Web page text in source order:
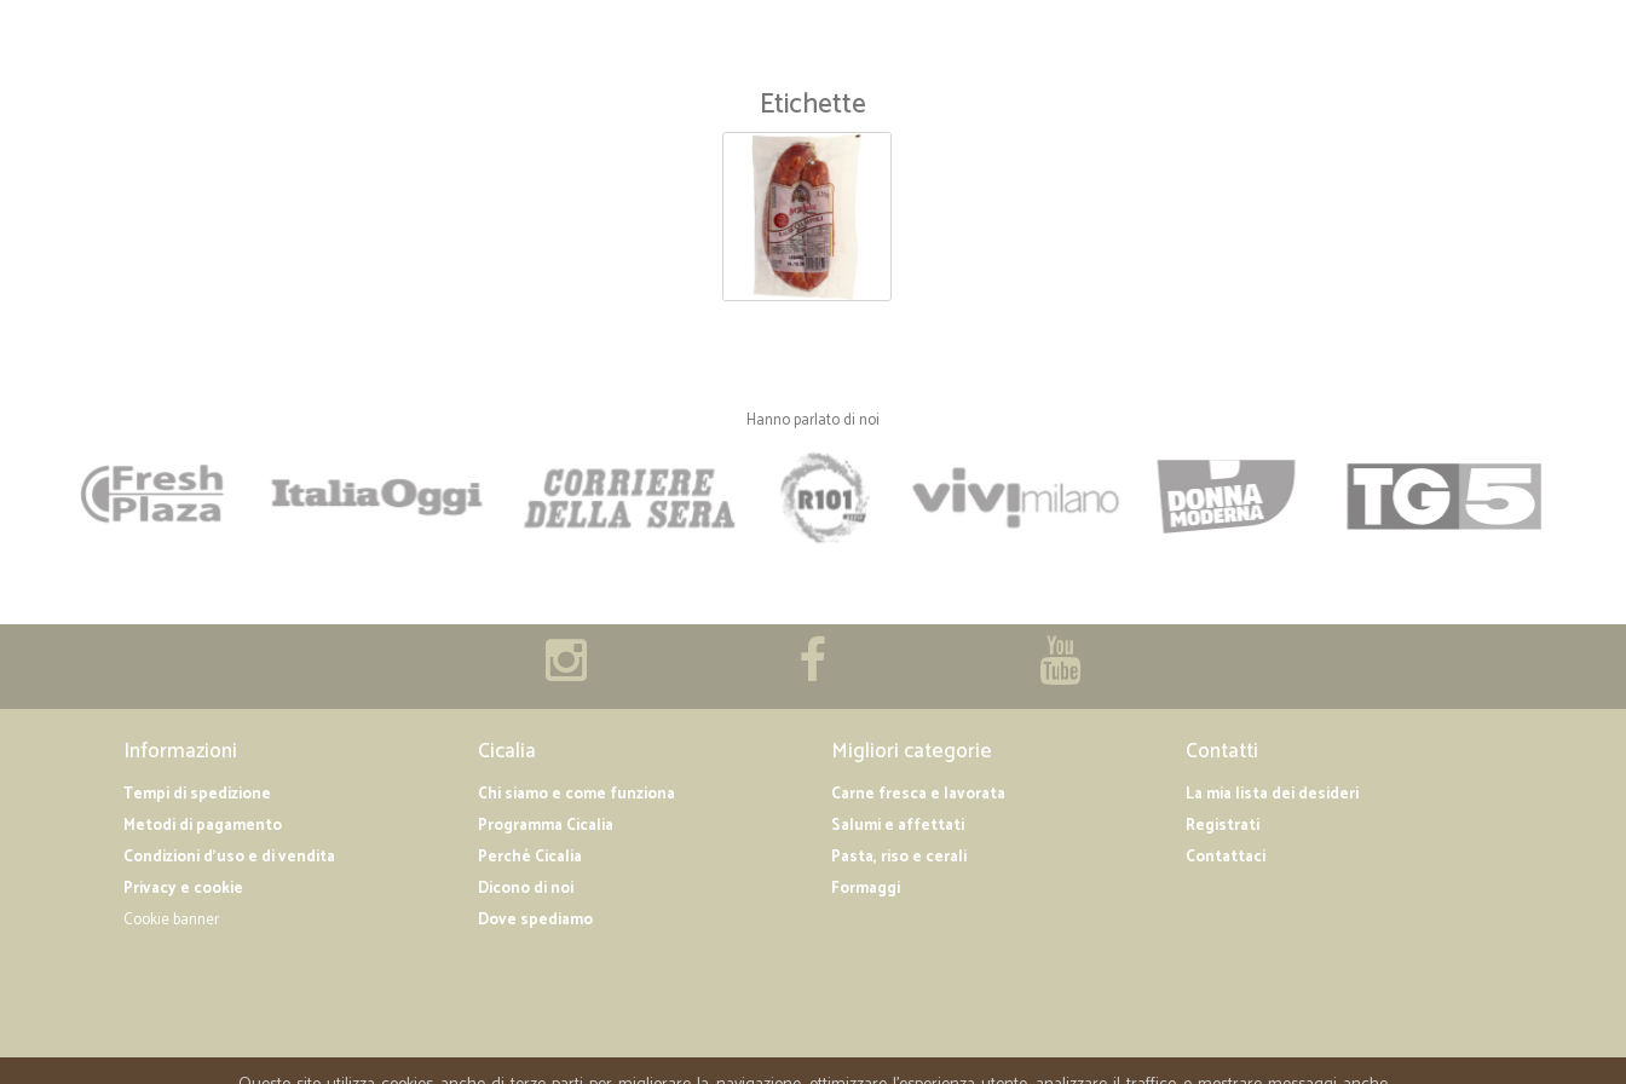
Etichette
Hanno parlato di noi
Informazioni
Tempi di spedizione
Metodi di pagamento
Condizioni d'uso e di vendita
Privacy e cookie
Cookie banner
Cicalia
Chi siamo e come funziona
Programma Cicalia
Perché Cicalia
Dicono di noi
Dove spediamo
Migliori categorie
Carne fresca e lavorata
Salumi e affettati
Pasta, riso e cerali
Formaggi
Contatti
La mia lista dei desideri
Registrati
Contattaci